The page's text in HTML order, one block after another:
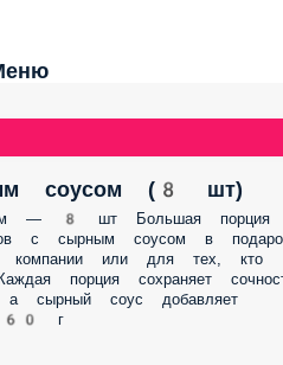
соусом (8 шт)
— 8 шт Большая порция
с сырным соусом в
компании или для тех, кто
порция сохраняет
сырный соус добавляет
360 г